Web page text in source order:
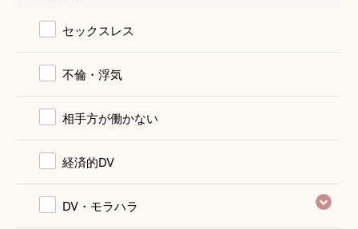
セックスレス
不倫・浮気
相手方が働かない
経済的DV
DV・モラハラ